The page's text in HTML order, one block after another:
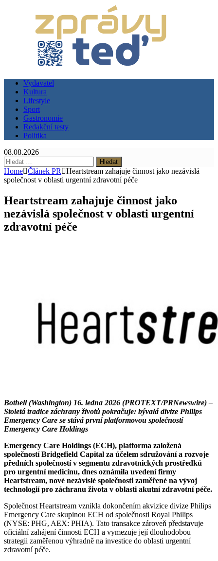
Vydavatel
Kultura
Lifestyle
Sport
Gastronomie
Redakční testy
Politika
08.08.2026
Vyhledávání
Home Článek PR
Heartstream zahajuje činnost jako nezávislá
společnost v oblasti urgentní zdravotní péče
Heartstream zahajuje činnost jako
nezávislá společnost v oblasti urgentní
zdravotní péče
Bothell (Washington) 16. ledna 2026 (PROTEXT/PRNewswire) –
Stoletá tradice záchrany životů pokračuje: bývalá divize Philips
Emergency Care se stává první platformovou společností
Emergency Care Holdings
Emergency Care Holdings (ECH), platforma založená
společností Bridgefield Capital za účelem sdružování a rozvoje
předních společností v segmentu zdravotnických prostředků
pro urgentní medicínu, dnes oznámila uvedení firmy
Heartstream, nové nezávislé společnosti zaměřené na vývoj
technologií pro záchranu života v oblasti akutní zdravotní péče.
Společnost Heartstream vznikla dokončením akvizice divize Philips
Emergency Care skupinou ECH od společnosti Royal Philips
(NYSE: PHG, AEX: PHIA). Tato transakce zároveň představuje
oficiální zahájení činnosti ECH a vymezuje její dlouhodobou
strategii zaměřenou výhradně na investice do oblasti urgentní
zdravotní péče.